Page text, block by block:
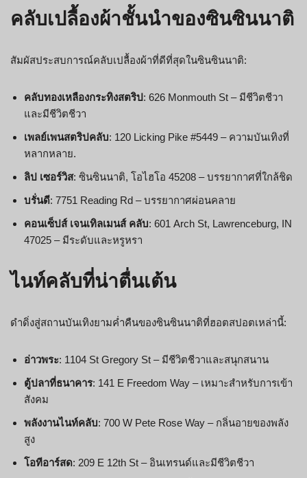
คลับเปลื้องผ้าชั้นนำของซินซินนาติ
สัมผัสประสบการณ์คลับเปลื้องผ้าที่ดีที่สุดในซินซินนาติ:
คลับทองเหลืองกระทิงสตริป: 626 Monmouth St – มีชีวิตชีวา
และมีชีวิตชีวา
เพลย์เพนสตริปคลับ: 120 Licking Pike #5449 – ความบันเทิงที่
หลากหลาย.
ลิป เซอร์วิส: ซินซินนาติ, โอไฮโอ 45208 – บรรยากาศที่ใกล้ชิด
บรั่นดี: 7751 Reading Rd – บรรยากาศผ่อนคลาย
คอนเซ็ปส์ เจนเทิลเมนส์ คลับ: 601 Arch St, Lawrenceburg, IN
47025 – มีระดับและหรูหรา
ไนท์คลับที่น่าตื่นเต้น
ดำดิ่งสู่สถานบันเทิงยามค่ำคืนของซินซินนาติที่ฮอตสปอตเหล่านี้:
อ่าวพระ: 1104 St Gregory St – มีชีวิตชีวาและสนุกสนาน
ตู้ปลาที่ธนาคาร: 141 E Freedom Way – เหมาะสำหรับการเข้า
สังคม
พลังงานไนท์คลับ: 700 W Pete Rose Way – กลิ่นอายของพลัง
สูง
โอทีอาร์สด: 209 E 12th St – อินเทรนด์และมีชีวิตชีวา